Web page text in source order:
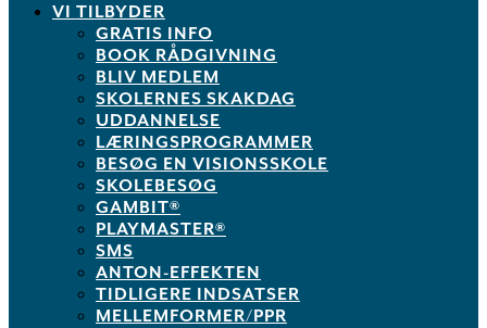
VI TILBYDER
GRATIS INFO
BOOK RÅDGIVNING
BLIV MEDLEM
SKOLERNES SKAKDAG
UDDANNELSE
LÆRINGSPROGRAMMER
BESØG EN VISIONSSKOLE
SKOLEBESØG
GAMBIT®
PLAYMASTER®
SMS
ANTON-EFFEKTEN
TIDLIGERE INDSATSER
MELLEMFORMER/PPR